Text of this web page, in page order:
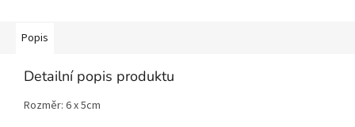
Popis
Detailní popis produktu
Rozměr: 6 x 5cm